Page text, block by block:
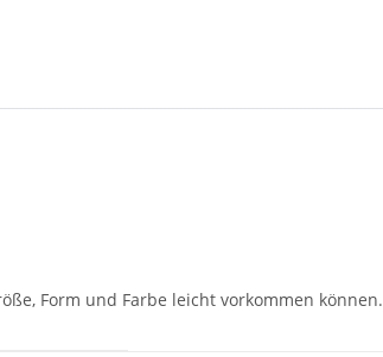
Form und Farbe leicht vorkommen können.